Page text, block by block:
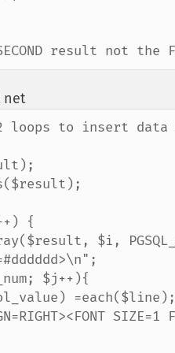
result not the
net¶
loops to insert
{